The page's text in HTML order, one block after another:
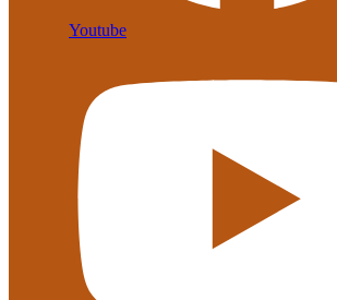
Youtube